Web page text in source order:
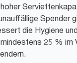
Spender
die Hygiene
25 % im